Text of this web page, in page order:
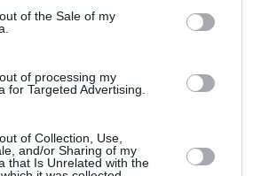
of the Sale of my
of processing my
for Targeted Advertising.
of Collection, Use,
and/or Sharing of my
that Is Unrelated with the
LE 10 AOÛT 1908 DANS LE
CIEL : LE PRÉFET DU